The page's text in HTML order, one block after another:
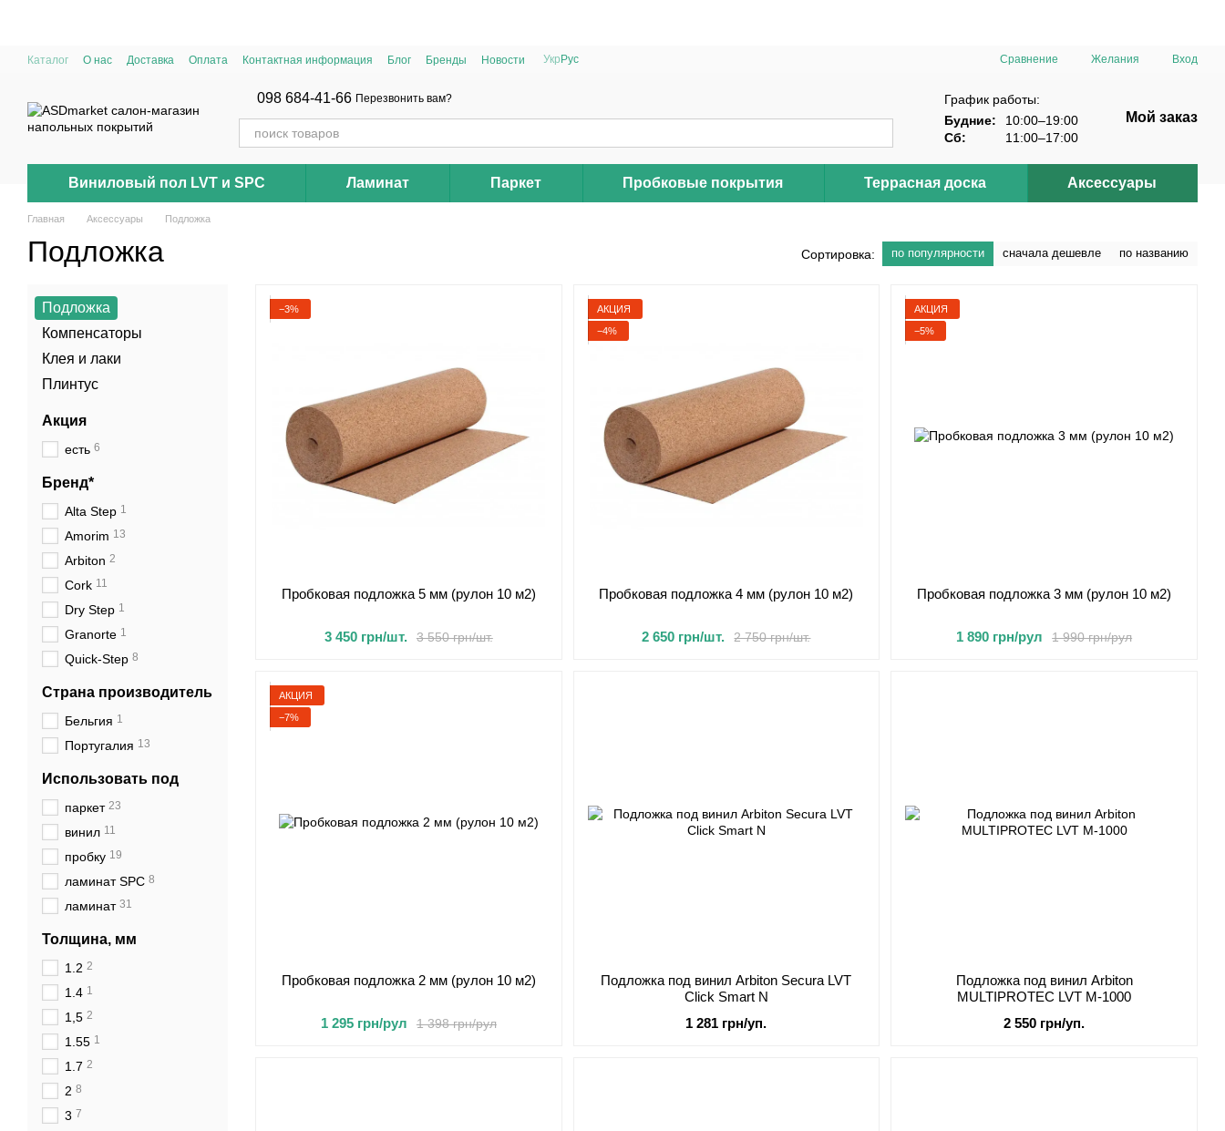
Каталог О нас Доставка Оплата Контактная информация Блог Бренды Новости Укр Рус Сравнение Желания Вход
098 684-41-66 Перезвонить вам?
График работы:
Будние:
10:00–19:00
Сб:
11:00–17:00
Мой заказ
Виниловый пол LVT и SPC Ламинат Паркет Пробковые покрытия Террасная доска Аксессуары
Главная Аксессуары Подложка
Подложка Сортировка: по популярности сначала дешевле по названию
−3%
Пробковая подложка 5 мм (рулон 10 м2)
3 550 грн/шт.
3 450 грн/шт.
АКЦИЯ
−4%
Пробковая подложка 4 мм (рулон 10 м2)
2 750 грн/шт.
2 650 грн/шт.
АКЦИЯ
−5%
Пробковая подложка 3 мм (рулон 10 м2)
1 990 грн/рул
1 890 грн/рул
АКЦИЯ
−7%
Пробковая подложка 2 мм (рулон 10 м2)
1 398 грн/рул
1 295 грн/рул
Подложка под винил Arbiton Secura LVT
Click Smart N
1 281 грн/уп.
Подложка под винил Arbiton
MULTIPROTEC LVT M-1000
2 550 грн/уп.
Подложка
Компенсаторы
Клея и лаки
Плинтус
Акция
есть 6
Бренд*
Alta Step 1
Amorim 13
Arbiton 2
Cork 11
Dry Step 1
Granorte 1
Quick-Step 8
Страна производитель
Бельгия 1
Португалия 13
Использовать под
паркет 23
винил 11
пробку 19
ламинат SPC 8
ламинат 31
Толщина, мм
1.2 2
1.4 1
1,5 2
1.55 1
1.7 2
2 8
3 7